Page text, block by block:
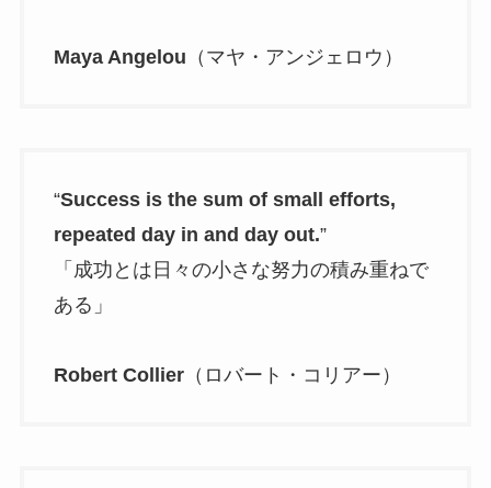
Maya Angelou （マヤ・アンジェロウ）
“Success is the sum of small efforts,
repeated day in and day out.”
「成功とは日々の小さな努力の積み重ねで
ある」
Robert Collier（ロバート・コリアー）